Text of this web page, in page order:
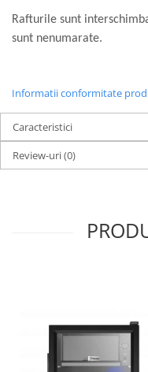
Rafturile sunt
sunt nenumarate.
Informatii conformitate
Caracteristici
Review-uri(0)